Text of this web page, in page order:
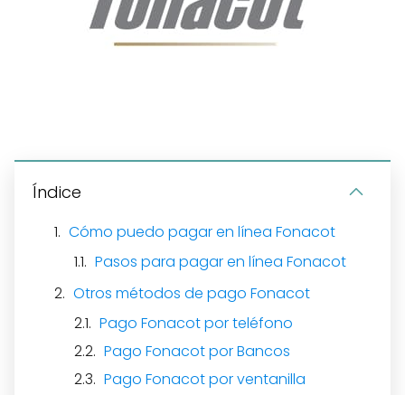
Índice
Cómo puedo pagar en línea Fonacot
Pasos para pagar en línea Fonacot
Otros métodos de pago Fonacot
Pago Fonacot por teléfono
Pago Fonacot por Bancos
Pago Fonacot por ventanilla